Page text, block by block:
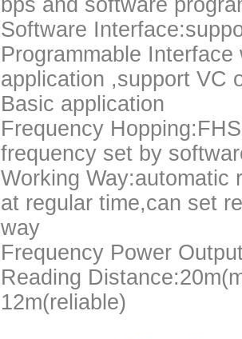
bps and software
Software
Programmable Interface
application ,support VC
Basic application
Frequency
frequency set by
Working Way:automatic
at regular time,can set
way
Frequency Power
Reading
12m(reliable)